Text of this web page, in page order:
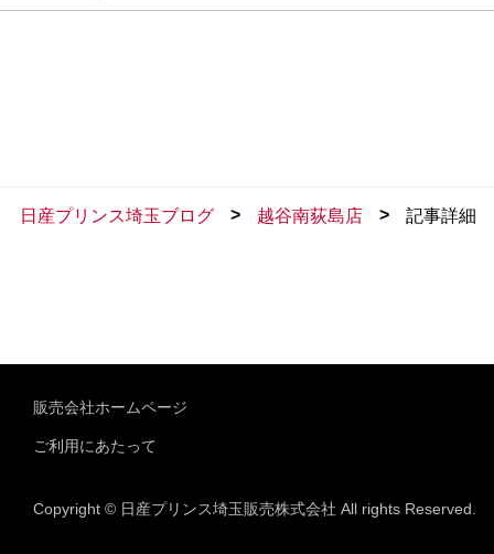
日産プリンス埼玉ブログ > 越谷南荻島店 > 記事詳細
販売会社ホームページ
ご利用にあたって
Copyright © 日産プリンス埼玉販売株式会社 All rights Reserved.